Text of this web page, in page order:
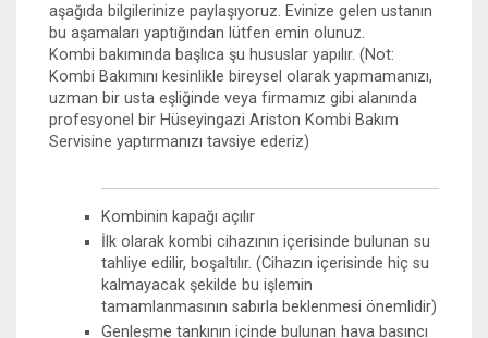
aşağıda bilgilerinize paylaşıyoruz. Evinize gelen ustanın
bu aşamaları yaptığından lütfen emin olunuz.
Kombi bakımında başlıca şu hususlar yapılır. (Not:
Kombi Bakımını kesinlikle bireysel olarak yapmamanızı,
uzman bir usta eşliğinde veya firmamız gibi alanında
profesyonel bir Hüseyingazi Ariston Kombi Bakım
Servisine yaptırmanızı tavsiye ederiz)
Kombinin kapağı açılır
İlk olarak kombi cihazının içerisinde bulunan su
tahliye edilir, boşaltılır. (Cihazın içerisinde hiç su
kalmayacak şekilde bu işlemin
tamamlanmasının sabırla beklenmesi önemlidir)
Genleşme tankının içinde bulunan hava basıncı